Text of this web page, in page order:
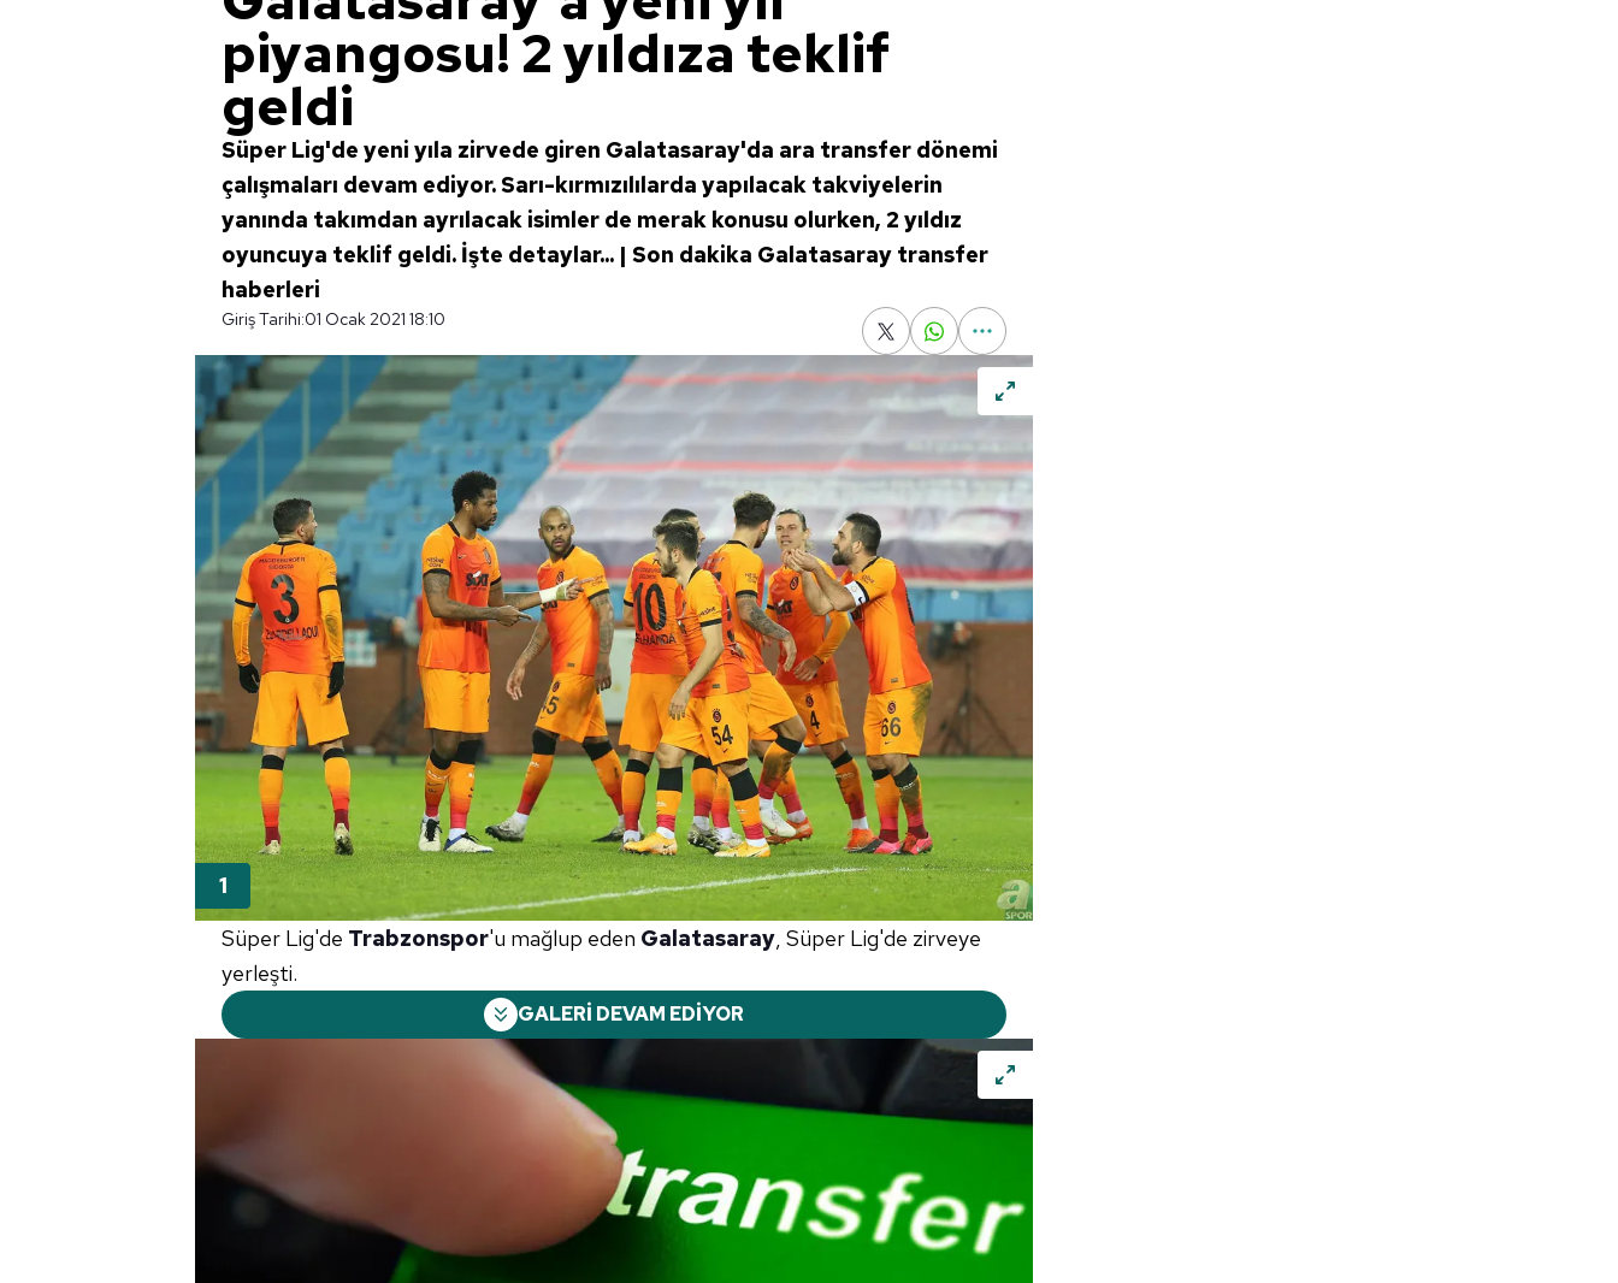
piyangosu! 2 yıldıza teklif
geldi
Süper Lig'de yeni yıla zirvede giren Galatasaray'da ara transfer dönemi
çalışmaları devam ediyor. Sarı-kırmızılılarda yapılacak takviyelerin
yanında takımdan ayrılacak isimler de merak konusu olurken, 2 yıldız
oyuncuya teklif geldi. İşte detaylar... | Son dakika Galatasaray transfer
haberleri
Giriş Tarihi:01 Ocak 2021 18:10
Süper Lig'de Trabzonspor'u mağlup eden Galatasaray, Süper Lig'de zirveye
yerleşti.
GALERİ DEVAM EDİYOR